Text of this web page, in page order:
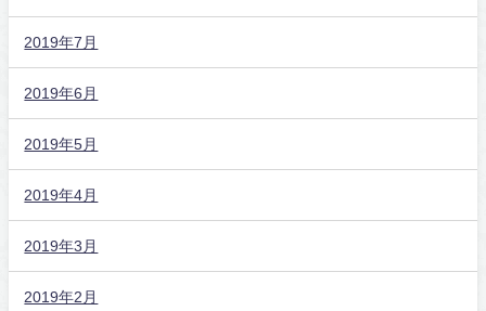
2019年7月
2019年6月
2019年5月
2019年4月
2019年3月
2019年2月